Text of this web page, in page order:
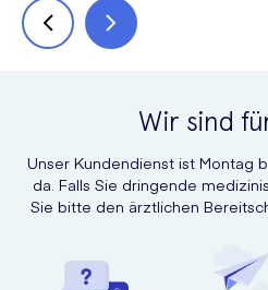
Wir sind
Unser Kundendienst ist Montag
da. Falls Sie dringende
Sie bitte den ärztlichen